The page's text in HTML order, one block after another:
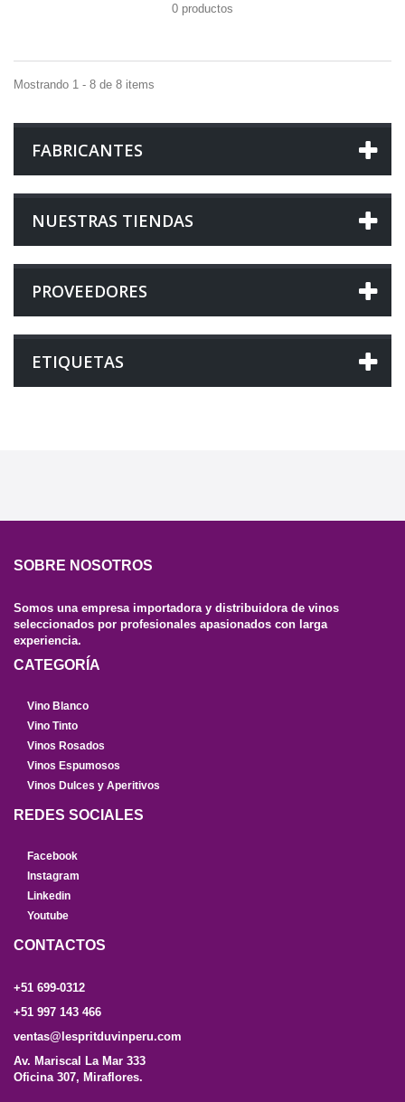
0 productos
Mostrando 1 - 8 de 8 items
FABRICANTES
NUESTRAS TIENDAS
PROVEEDORES
ETIQUETAS
SOBRE NOSOTROS
Somos una empresa importadora y distribuidora de vinos
seleccionados por profesionales apasionados con larga
experiencia.
CATEGORÍA
Vino Blanco
Vino Tinto
Vinos Rosados
Vinos Espumosos
Vinos Dulces y Aperitivos
REDES SOCIALES
Facebook
Instagram
Linkedin
Youtube
CONTACTOS
+51 699-0312
+51 997 143 466
ventas@lespritduvinperu.com
Av. Mariscal La Mar 333
Oficina 307, Miraflores.